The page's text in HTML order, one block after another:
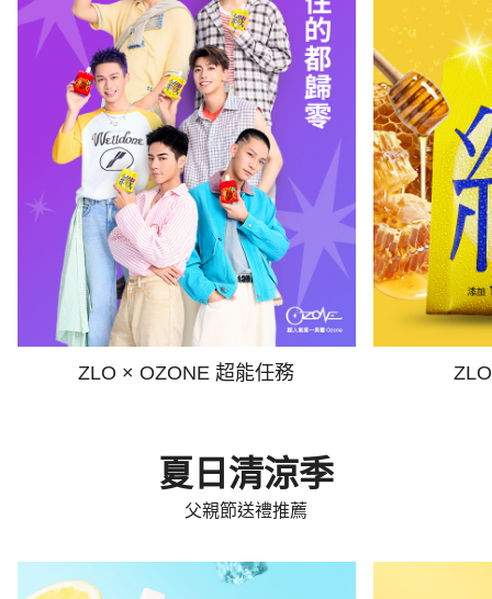
ZLO × OZONE 超能任務
夏日清涼季
父親節送禮推薦